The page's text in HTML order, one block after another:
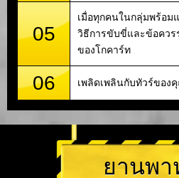
05
เมื่อทุกคนในกลุ่มพร้อม
วิธีการขับขี่และข้อควร
ของโกคาร์ท
06 เพลิดเพลินกับทัวร์ของ
ยานพา